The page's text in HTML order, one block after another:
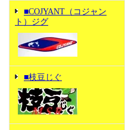
■COJYANT（コジャン
ト）ジグ
■枝豆じぐ